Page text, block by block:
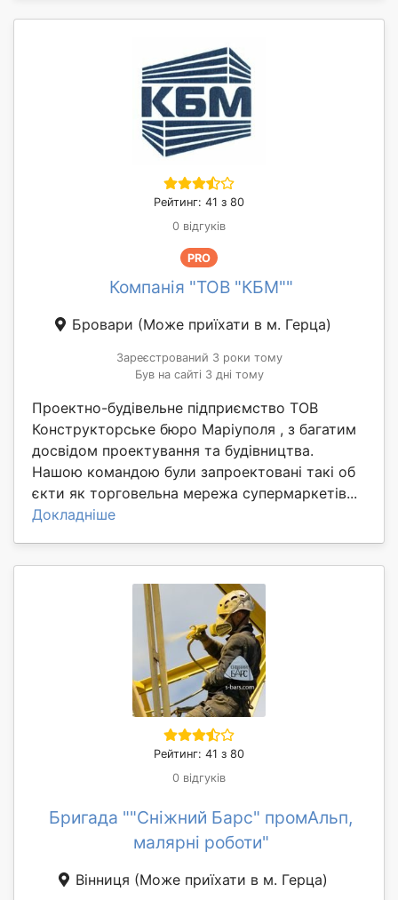
Рейтинг: 41 з 80
0 відгуків
PRO
Компанія "ТОВ "КБМ""
Бровари (Може приїхати в м. Герца)
Зареєстрований 3 роки тому
Був на сайті 3 дні тому
Проектно-будівельне підприємство ТОВ
Конструкторське бюро Маріуполя , з багатим
досвідом проектування та будівництва.
Нашою командою були запроектовані такі об
єкти як торговельна мережа супермаркетів...
Докладніше
Рейтинг: 41 з 80
0 відгуків
Бригада ""Сніжний Барс" промАльп,
малярні роботи"
Вінниця (Може приїхати в м. Герца)